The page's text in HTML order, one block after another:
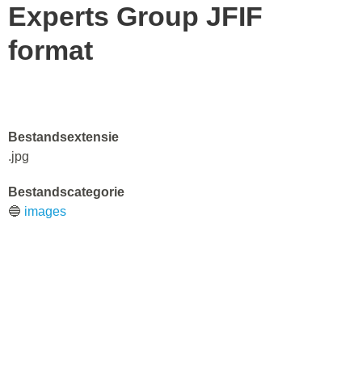
Experts Group JFIF
format
Bestandsextensie
.jpg
Bestandscategorie
🔵 images